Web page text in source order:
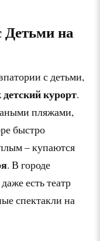
на
с детьми,
детский курорт.
пляжами,
быстро
– купаются
. В городе
есть театр
спектакли на